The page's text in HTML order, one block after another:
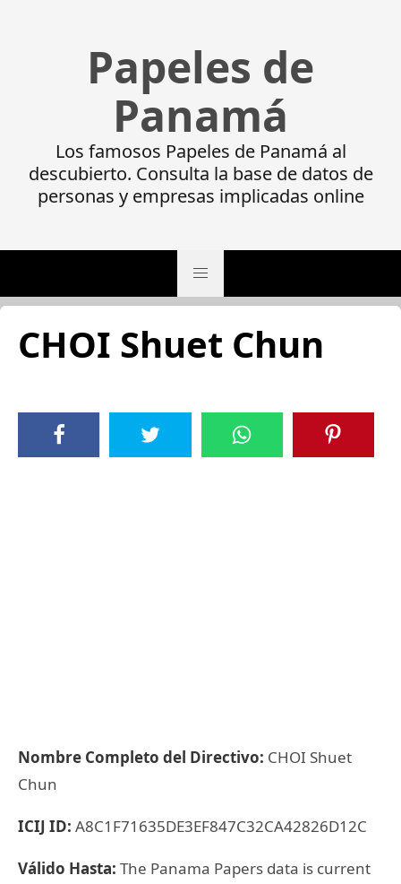
Papeles de
Panamá
Los famosos Papeles de Panamá al
descubierto. Consulta la base de datos de
personas y empresas implicadas online
CHOI Shuet Chun
Nombre Completo del Directivo: CHOI Shuet
Chun
ICIJ ID: A8C1F71635DE3EF847C32CA42826D12C
Válido Hasta: The Panama Papers data is current